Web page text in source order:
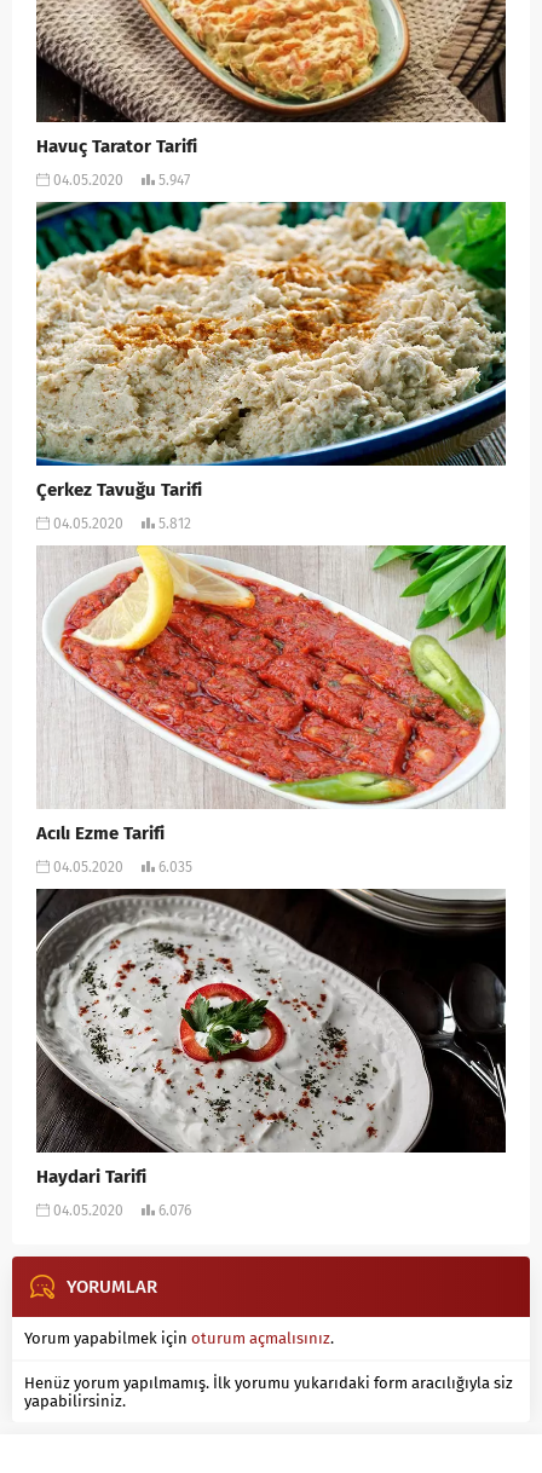
Havuç Tarator Tarifi
04.05.2020 5.947
Çerkez Tavuğu Tarifi
04.05.2020 5.812
Acılı Ezme Tarifi
04.05.2020 6.035
Haydari Tarifi
04.05.2020 6.076
YORUMLAR
Yorum yapabilmek için oturum açmalısınız.
Henüz yorum yapılmamış. İlk yorumu yukarıdaki form aracılığıyla siz
yapabilirsiniz.